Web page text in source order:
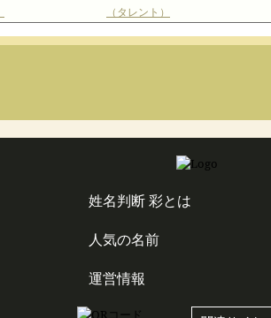
（タレント）
姓名判断 彩とは
人気の名前
運営情報